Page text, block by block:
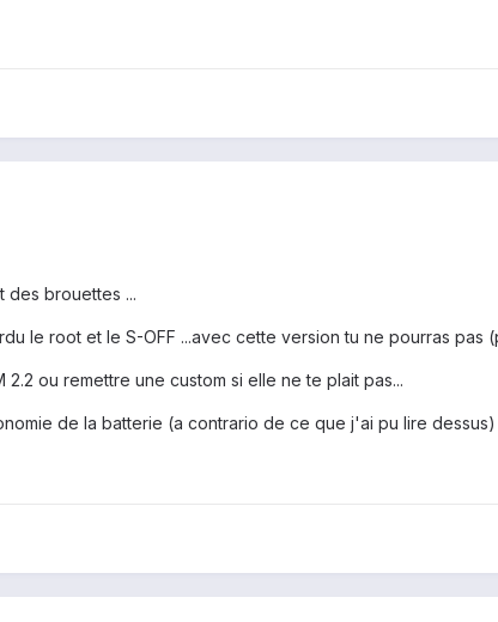
des brouettes ...
le root et le S-OFF ...avec cette version tu ne pourras pas
ou remettre une custom si elle ne te plait pas...
de la batterie (a contrario de ce que j'ai pu lire dessus)